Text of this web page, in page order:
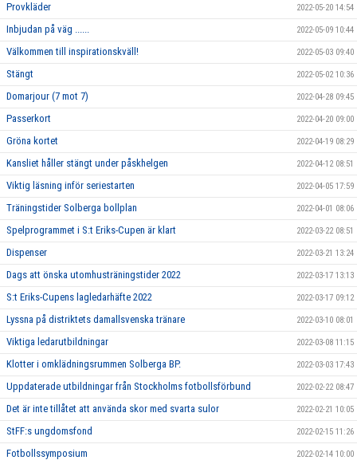
Provkläder 2022-05-20 14:54
Inbjudan på väg ...... 2022-05-09 10:44
Välkommen till inspirationskväll! 2022-05-03 09:40
Stängt 2022-05-02 10:36
Domarjour (7 mot 7) 2022-04-28 09:45
Passerkort 2022-04-20 09:00
Gröna kortet 2022-04-19 08:29
Kansliet håller stängt under påskhelgen 2022-04-12 08:51
Viktig läsning inför seriestarten 2022-04-05 17:59
Träningstider Solberga bollplan 2022-04-01 08:06
Spelprogrammet i S:t Eriks-Cupen är klart 2022-03-22 08:51
Dispenser 2022-03-21 13:24
Dags att önska utomhusträningstider 2022 2022-03-17 13:13
S:t Eriks-Cupens lagledarhäfte 2022 2022-03-17 09:12
Lyssna på distriktets damallsvenska tränare 2022-03-10 08:01
Viktiga ledarutbildningar 2022-03-08 11:15
Klotter i omklädningsrummen Solberga BP. 2022-03-03 17:43
Uppdaterade utbildningar från Stockholms fotbollsförbund 2022-02-22 08:47
Det är inte tillåtet att använda skor med svarta sulor 2022-02-21 10:05
StFF:s ungdomsfond 2022-02-15 11:26
Fotbollssymposium 2022-02-14 10:00